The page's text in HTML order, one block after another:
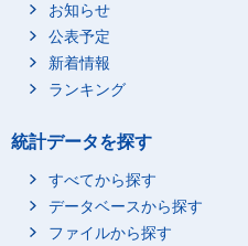
お知らせ
公表予定
新着情報
ランキング
統計データを探す
すべてから探す
データベースから探す
ファイルから探す